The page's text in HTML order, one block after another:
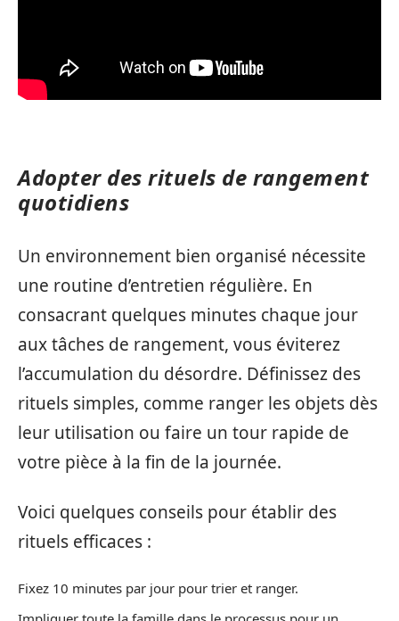
Adopter des rituels de rangement
quotidiens
Un environnement bien organisé nécessite
une routine d’entretien régulière. En
consacrant quelques minutes chaque jour
aux tâches de rangement, vous éviterez
l’accumulation du désordre. Définissez des
rituels simples, comme ranger les objets dès
leur utilisation ou faire un tour rapide de
votre pièce à la fin de la journée.
Voici quelques conseils pour établir des
rituels efficaces :
Fixez 10 minutes par jour pour trier et ranger.